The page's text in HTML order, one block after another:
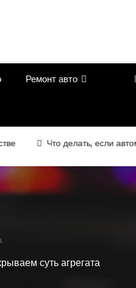
Ремонт авто
Что делать, если
суть агрегата